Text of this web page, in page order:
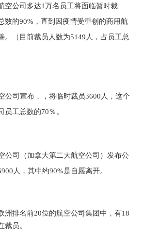
空公司多达1万名员工将面临暂时裁
数的90%，直到 因疫情受重创的商用航
。（目前裁员人数为5149人，占员工总
公司宣布，，将临时裁员3600人，这个
员工总数的70％。
公司（加拿大第二大航空公司）发布公
人，其中约90%是自愿离开。
洲排名前20位的航空公司集团中，有18
裁员。